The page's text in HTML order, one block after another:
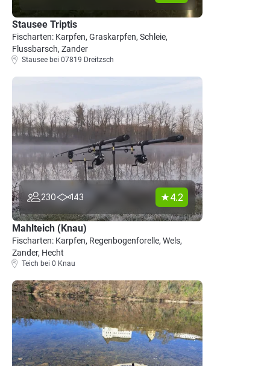
Stausee Triptis
Fischarten: Karpfen, Graskarpfen, Schleie,
Flussbarsch, Zander
Stausee bei 07819 Dreitzsch
230 143 4.2
Mahlteich (Knau)
Fischarten: Karpfen, Regenbogenforelle, Wels,
Zander, Hecht
Teich bei 0 Knau